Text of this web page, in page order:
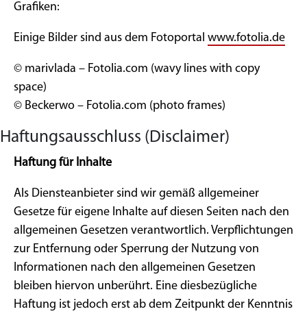
Grafiken:
Einige Bilder sind aus dem Fotoportal www.fotolia.de
© marivlada – Fotolia.com (wavy lines with copy
space)
© Beckerwo – Fotolia.com (photo frames)
Haftungsausschluss (Disclaimer)
Haftung für Inhalte
Als Diensteanbieter sind wir gemäß allgemeiner
Gesetze für eigene Inhalte auf diesen Seiten nach den
allgemeinen Gesetzen verantwortlich. Verpflichtungen
zur Entfernung oder Sperrung der Nutzung von
Informationen nach den allgemeinen Gesetzen
bleiben hiervon unberührt. Eine diesbezügliche
Haftung ist jedoch erst ab dem Zeitpunkt der Kenntnis